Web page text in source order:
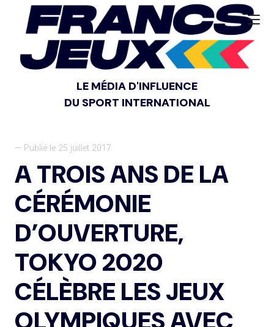
LE MÉDIA D'INFLUENCE
DU SPORT INTERNATIONAL
— Publié le 25 juillet 2017
A TROIS ANS DE LA
CÉRÉMONIE
D’OUVERTURE,
TOKYO 2020
CÉLÈBRE LES JEUX